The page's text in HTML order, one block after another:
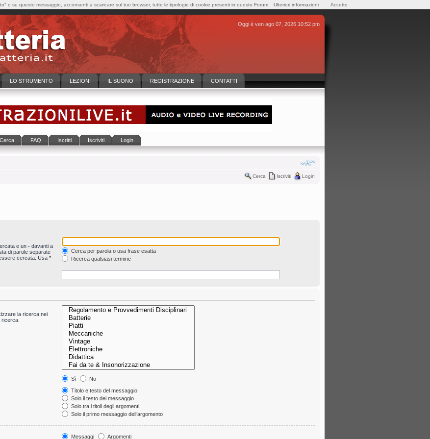
Oggi è ven ago 07, 2026 10:52 pm
LO STRUMENTO LEZIONI IL SUONO REGISTRAZIONE CONTATTI
Cerca FAQ Iscritti Iscriviti Login
Cerca Iscriviti Login
e un - davanti a
di parole separate
cercata. Usa *
Cerca per parola o usa frase esatta
Ricerca qualsiasi termine
la ricerca nei
Sì
No
Titolo e testo del messaggio
Solo il testo del messaggio
Solo tra i titoli degli argomenti
Solo il primo messaggio dell’argomento
Messaggi Argomenti
o su questo messaggio, acconsenti a scaricare sul tuo browser, tutte le tipologie di cookie presenti in questo Forum. Ulteriori informazioni Accetto